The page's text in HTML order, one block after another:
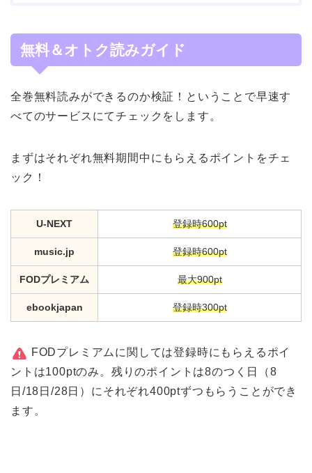
無料＆オトク読みガイド
全巻無料読みができるのか検証！ということで早速す
べてのサービスにてチェックをします。
まずはそれぞれ無料期間中にもらえるポイントをチェ
ック！
U-NEXT 登録時600pt
music.jp 登録時600pt
FODプレミアム 最大900pt
ebookjapan 登録時300pt
FODプレミアムに関しては登録時にもらえるポイ
ントは100ptのみ。残りのポイントは8のつく日（8
日/18日/28日）にそれぞれ400ptずつもらうことができ
ます。